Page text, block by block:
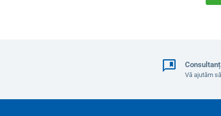
Vă ajutăm